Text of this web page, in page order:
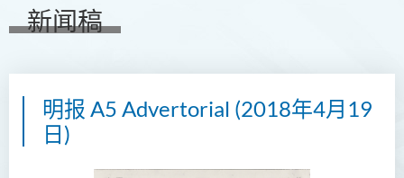
新闻稿
明报 A5 Advertorial (2018年4月19
日)